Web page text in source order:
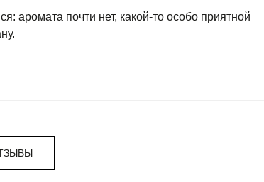
аромата почти нет, какой-то особо приятной